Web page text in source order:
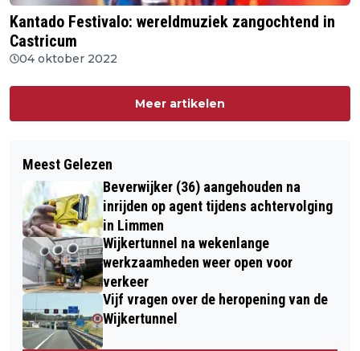
Kantado Festivalo: wereldmuziek zangochtend in
Castricum
04 oktober 2022
Meer artikelen
Meest Gelezen
Beverwijker (36) aangehouden na
inrijden op agent tijdens achtervolging
in Limmen
Wijkertunnel na wekenlange
werkzaamheden weer open voor
verkeer
Vijf vragen over de heropening van de
Wijkertunnel